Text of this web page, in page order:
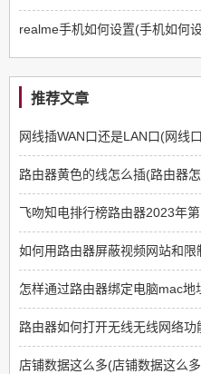
realme手机如何设置(手机如何
推荐文章
网线插WAN口还是LAN口(网线
路由器黄色的线怎么插(路由器
飞吻知电排行榜路由器2023年
怎样通过路由器绑定电脑mac
路由器如何打开无线无线网络
店铺数据这么多(店铺数据这么